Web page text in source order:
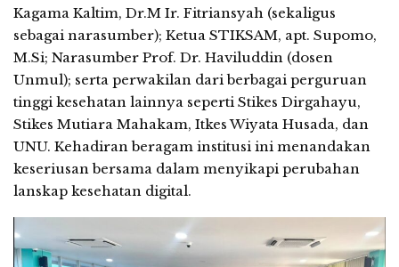
Kagama Kaltim, Dr.M Ir. Fitriansyah (sekaligus
sebagai narasumber); Ketua STIKSAM, apt. Supomo,
M.Si; Narasumber Prof. Dr. Haviluddin (dosen
Unmul); serta perwakilan dari berbagai perguruan
tinggi kesehatan lainnya seperti Stikes Dirgahayu,
Stikes Mutiara Mahakam, Itkes Wiyata Husada, dan
UNU. Kehadiran beragam institusi ini menandakan
keseriusan bersama dalam menyikapi perubahan
lanskap kesehatan digital.